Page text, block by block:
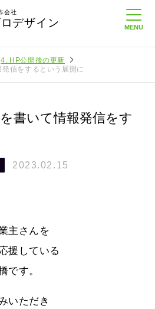
会社
デザイン
4. HP公開後の更新
信をするという展開に
書いて情報発信をす
2023.02.15
主さんを
援している
です。
いただき
のがんばる経営者さんに負けない
ちでホームページで役に立ちたい